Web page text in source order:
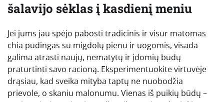
šalavijo sėklas į kasdienį meniu
Jei jums jau spėjo pabosti tradicinis ir visur matomas
chia pudingas su migdolų pienu ir uogomis, visada
galima atrasti naujų, nematytų ir įdomių būdų
praturtinti savo racioną. Eksperimentuokite virtuvėje
drąsiau, kad sveika mityba taptų ne nuobodžia
prievole, o skaniu malonumu. Vienas iš puikių būdų –